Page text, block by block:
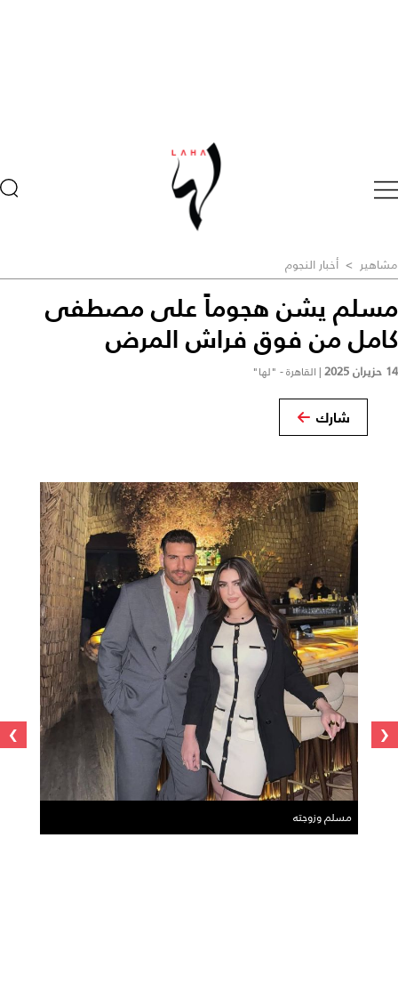
مشاهير > أخبار النجوم
مسلم يشن هجوماً على مصطفى
كامل من فوق فراش المرض
14 حزيران 2025 | القاهرة - "لها"
شارك
مسلم وزوجته
‹
›